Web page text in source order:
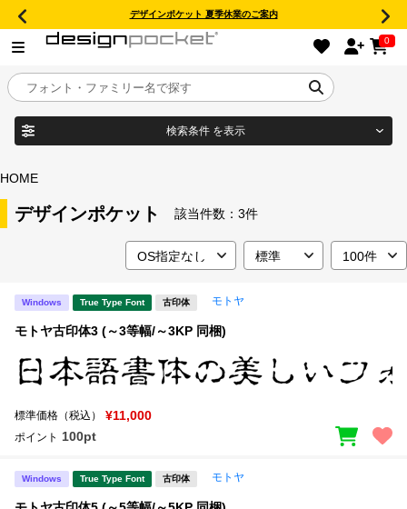
デザインポケット 夏季休業のご案内
0
目的別フォントガイド
特集
年間ライセンス商品
キャンペーン一覧
新着一覧
検索条件 を表示
フォント形式
宋朝体
HOME
デザインポケット 該当件数： 3件
Windows True Type Font 古印体 モトヤ
モトヤ古印体3 (～3等幅/～3KP 同梱)
標準価格（税込） ¥11,000
ポイント 100pt
Windows True Type Font 古印体 モトヤ